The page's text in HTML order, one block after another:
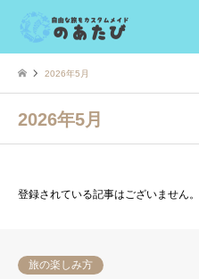
2026年5月
2026年5月
登録されている記事はございません。
旅の楽しみ方